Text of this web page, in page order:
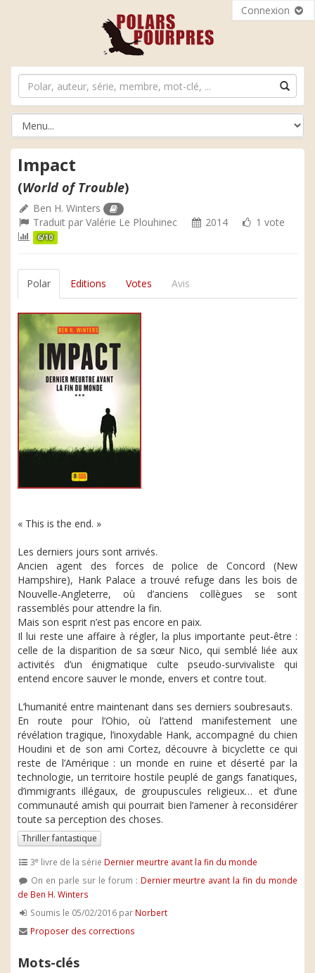
Connexion
Impact
(World of Trouble)
Ben H. Winters
Traduit par Valérie Le Plouhinec 2014 1 vote
6/10
Polar Editions Votes Avis
« This is the end. »
Les derniers jours sont arrivés.
Ancien agent des forces de police de Concord (New
Hampshire), Hank Palace a trouvé refuge dans les bois de
Nouvelle-Angleterre, où d’anciens collègues se sont
rassemblés pour attendre la fin.
Mais son esprit n’est pas encore en paix.
Il lui reste une affaire à régler, la plus importante peut-être :
celle de la disparition de sa sœur Nico, qui semblé liée aux
activités d’un énigmatique culte pseudo-survivaliste qui
entend encore sauver le monde, envers et contre tout.
L’humanité entre maintenant dans ses derniers soubresauts.
En route pour l’Ohio, où l’attend manifestement une
révélation tragique, l’inoxydable Hank, accompagné du chien
Houdini et de son ami Cortez, découvre à bicyclette ce qui
reste de l’Amérique : un monde en ruine et déserté par la
technologie, un territoire hostile peuplé de gangs fanatiques,
d’immigrants illégaux, de groupuscules religieux… et d’une
communauté amish qui pourrait bien l’amener à reconsidérer
toute sa perception des choses.
Thriller fantastique
3e livre de la série Dernier meurtre avant la fin du monde
On en parle sur le forum : Dernier meurtre avant la fin du monde
de Ben H. Winters
Soumis le 05/02/2016 par Norbert
Proposer des corrections
Mots-clés